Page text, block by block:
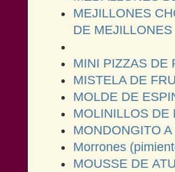
MEJILLONES
DE MEJILLONES
MINI PIZZAS DE
MISTELA DE
MOLDE DE
MOLINILLOS DE
MONDONGITO
Morrones
MOUSSE DE